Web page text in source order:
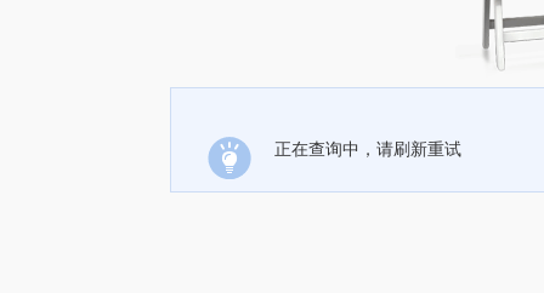
正在查询中，请刷新重试